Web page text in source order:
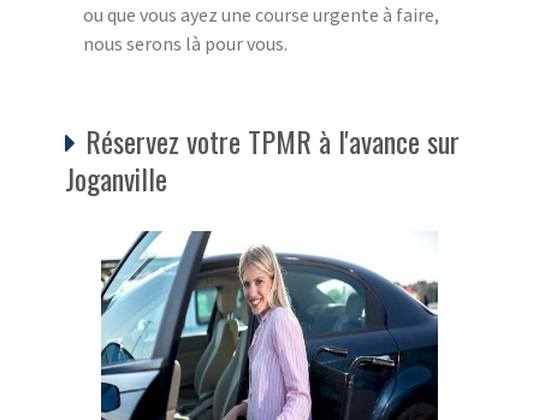
ou que vous ayez une course urgente à faire,
nous serons là pour vous.
Réservez votre TPMR à l'avance sur
Joganville